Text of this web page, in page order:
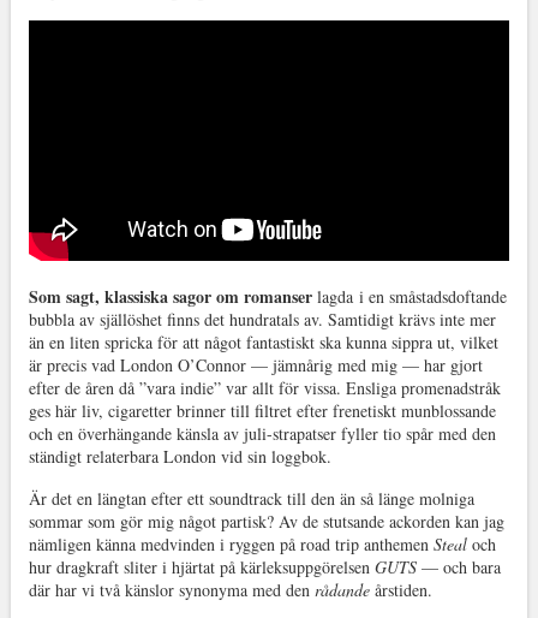
Som sagt, klassiska sagor om romanser lagda i en småstadsdoftande
bubbla av själlöshet finns det hundratals av. Samtidigt krävs inte mer
än en liten spricka för att något fantastiskt ska kunna sippra ut, vilket
är precis vad London O’Connor — jämnårig med mig — har gjort
efter de åren då ”vara indie” var allt för vissa. Ensliga promenadstråk
ges här liv, cigaretter brinner till filtret efter frenetiskt munblossande
och en överhängande känsla av juli-strapatser fyller tio spår med den
ständigt relaterbara London vid sin loggbok.
Är det en längtan efter ett soundtrack till den än så länge molniga
sommar som gör mig något partisk? Av de stutsande ackorden kan jag
nämligen känna medvinden i ryggen på road trip anthemen Steal och
hur dragkraft sliter i hjärtat på kärleksuppgörelsen GUTS — och bara
där har vi två känslor synonyma med den rådandeårstiden.